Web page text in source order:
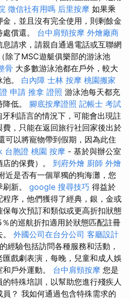
徵信社有用嗎 后里按摩 如果乘
，並且沒有完全使用，則剩餘金
償還。 台中肩頸按摩 外燴廠商
請求，請親自通過電話或互聯網
除了MSC遊艇俱樂部的游泳池
骨 大多數游泳池都在戶外，較大
。 白內障 士林 按摩 桃園搬家
申請 推拿 證照 游泳池每天都充
低。 腳底按摩證照 記帳士 考試
牙利語言的情況下，可能會出現註
，只能在返回旅行社回家後出於
可以將寵物帶到假期，因為此住
台胞證 桃園 按摩 - 基於與辦公室
的保費）。 到府外燴 廚師 外燴
近是否有一個單獨的狗海灘，您
新。 google 搜尋技巧 得益於
序，他們獲得了經典，銀，金或
每次預訂和類似或更高折扣狀態
％的巡航折扣適用於狀態匹配註冊
外國公司在台分公司 客廳設計
經驗包括訪問各種服務和活動，
戲劇表演，每晚，兒童和成人娛
戶外運動。 台中肩頸按摩 您是
特殊培訓，以幫助您進行殘疾人
？ 我如何通過包含特殊需求的